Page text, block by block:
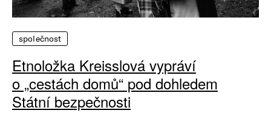
společnost
Etnoložka Kreisslová vypráví
o „cestách domů“ pod dohledem
Státní bezpečnosti